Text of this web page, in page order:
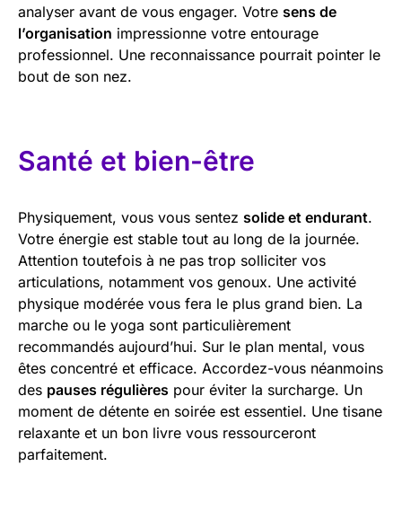
analyser avant de vous engager. Votre sens de
l’organisation impressionne votre entourage
professionnel. Une reconnaissance pourrait pointer le
bout de son nez.
Santé et bien-être
Physiquement, vous vous sentez solide et endurant.
Votre énergie est stable tout au long de la journée.
Attention toutefois à ne pas trop solliciter vos
articulations, notamment vos genoux. Une activité
physique modérée vous fera le plus grand bien. La
marche ou le yoga sont particulièrement
recommandés aujourd’hui. Sur le plan mental, vous
êtes concentré et efficace. Accordez-vous néanmoins
des pauses régulières pour éviter la surcharge. Un
moment de détente en soirée est essentiel. Une tisane
relaxante et un bon livre vous ressourceront
parfaitement.